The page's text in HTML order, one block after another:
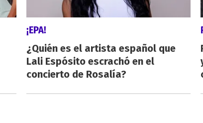
¡EPA!
¿Quién es el artista español que
Lali Espósito escrachó en el
concierto de Rosalía?